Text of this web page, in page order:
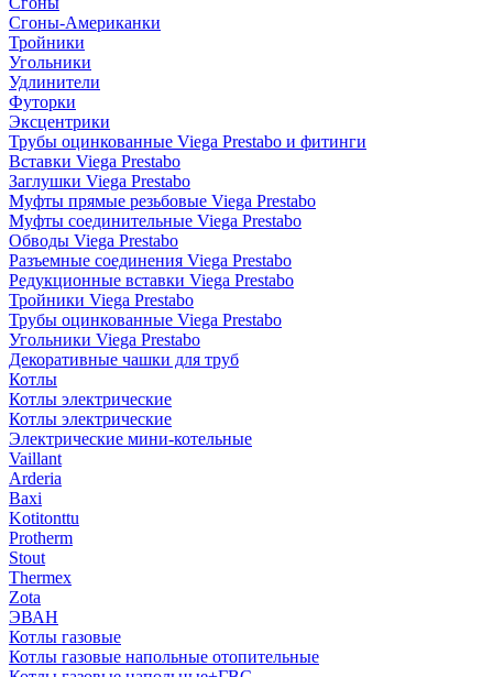
Сгоны-Американки
Тройники
Угольники
Удлинители
Футорки
Эксцентрики
Трубы оцинкованные Viega Prestabo и фитинги
Вставки Viega Prestabo
Заглушки Viega Prestabo
Муфты прямые резьбовые Viega Prestabo
Муфты соединительные Viega Prestabo
Обводы Viega Prestabo
Разъемные соединения Viega Prestabo
Редукционные вставки Viega Prestabo
Тройники Viega Prestabo
Трубы оцинкованные Viega Prestabo
Угольники Viega Prestabo
Декоративные чашки для труб
Котлы
Котлы электрические
Котлы электрические
Электрические мини-котельные
Vaillant
Arderia
Baxi
Kotitonttu
Protherm
Stout
Thermex
Zota
ЭВАН
Котлы газовые
Котлы газовые напольные отопительные